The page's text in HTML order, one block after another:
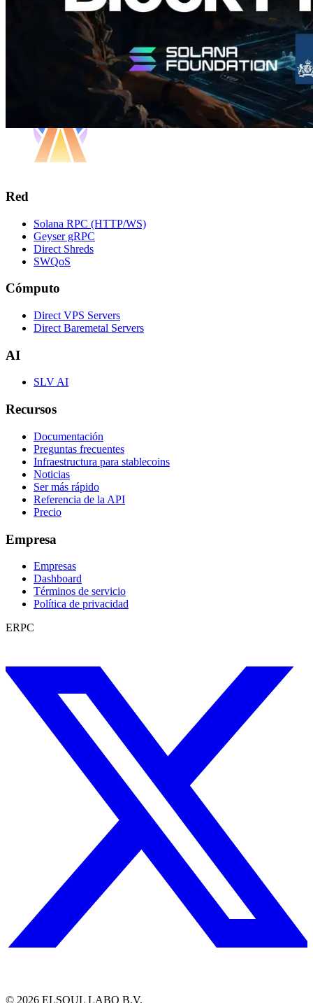
Red
Solana RPC (HTTP/WS)
Geyser gRPC
Direct Shreds
SWQoS
Cómputo
Direct VPS Servers
Direct Baremetal Servers
AI
SLV AI
Recursos
Documentación
Preguntas frecuentes
Infraestructura para stablecoins
Noticias
Ser más rápido
Referencia de la API
Precio
Empresa
Empresas
Dashboard
Términos de servicio
Política de privacidad
ERPC
© 2026 ELSOUL LABO B.V.